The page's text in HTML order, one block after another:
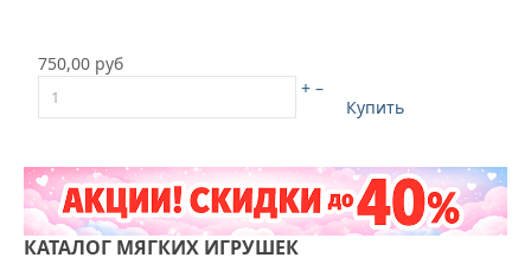
750,00 руб
+ –
Купить
КАТАЛОГ МЯГКИХ ИГРУШЕК